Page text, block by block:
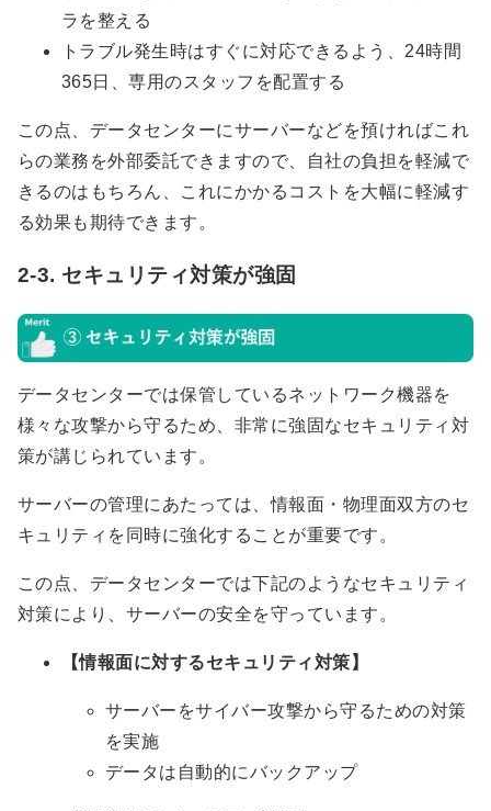
ラを整える
トラブル発生時はすぐに対応できるよう、 24時間
365日、専用のスタッフを配置する
この点、データセンターにサーバーなどを預ければこれ
らの業務を外部委託できますので、自社の負担を軽減で
きるのはもちろん、これにかかるコストを大幅に軽減す
る効果も期待できます。
2-3. セキュリティ対策が強固
データセンターでは保管しているネットワーク機器を
様々な攻撃から守るため、非常に強固なセキュリティ対
策が講じられています。
サーバーの管理にあたっては、情報面・物理面双方のセ
キュリティを同時に強化することが重要です。
この点、データセンターでは下記のようなセキュリティ
対策により、サーバーの安全を守っています。
【情報面に対するセキュリティ対策】
サーバーをサイバー攻撃から守るための対策
を実施
データは自動的にバックアップ